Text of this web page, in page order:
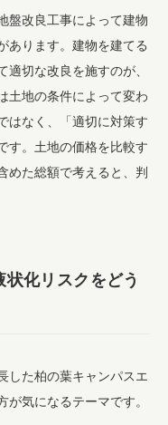
盤改良工事によって建物
あります。建物を建てる
切な改良を施すのが、
土地の条件によって変わ
はなく、「適切に対策す
す。土地の価格を比較す
めた総額で考えると、判
化リスクをどう
した柏の葉キャンパスエ
が気になるテーマです。